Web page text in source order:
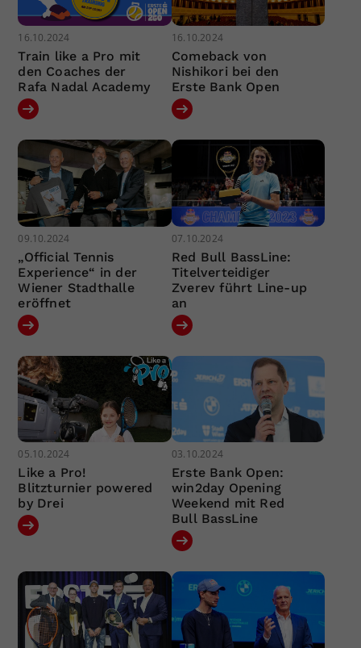
16.10.2024
Train like a Pro mit
den Coaches der
Rafa Nadal Academy
16.10.2024
Comeback von
Nishikori bei den
Erste Bank Open
09.10.2024
„Official Tennis
Experience“ in der
Wiener Stadthalle
eröffnet
07.10.2024
Red Bull BassLine:
Titelverteidiger
Zverev führt Line-up
an
05.10.2024
Like a Pro!
Blitzturnier powered
by Drei
03.10.2024
Erste Bank Open:
win2day Opening
Weekend mit Red
Bull BassLine